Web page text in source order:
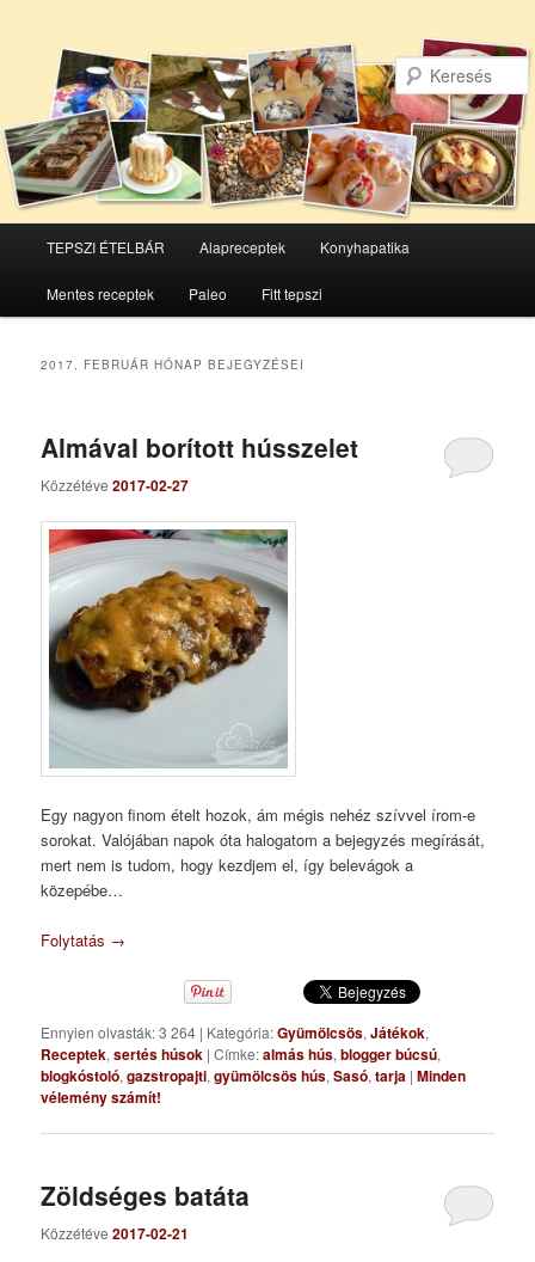
Tovább
az
Tovább
a
másodlagos
TEPSZI ÉTELBÁR Alapreceptek Konyhapatika
Mentes receptek Paleo Fitt tepszi
2017. FEBRUÁR HÓNAP BEJEGYZÉSEI
Almával borított hússzelet
Közzétéve2017-02-27
Egy nagyon finom ételt hozok, ám mégis nehéz szívvel írom-e
sorokat. Valójában napok óta halogatom a bejegyzés megírását,
mert nem is tudom, hogy kezdjem el, így belevágok a
közepébe…
Folytatás →
Ennyien olvasták: 3 264 | Kategória:Gyümölcsös,Játékok,
Receptek,sertés húsok |Címke:almás hús,blogger búcsú,
blogkóstoló,gazstropajti,gyümölcsös hús,Sasó,tarja |Minden
vélemény számít!
Zöldséges batáta
Közzétéve2017-02-21